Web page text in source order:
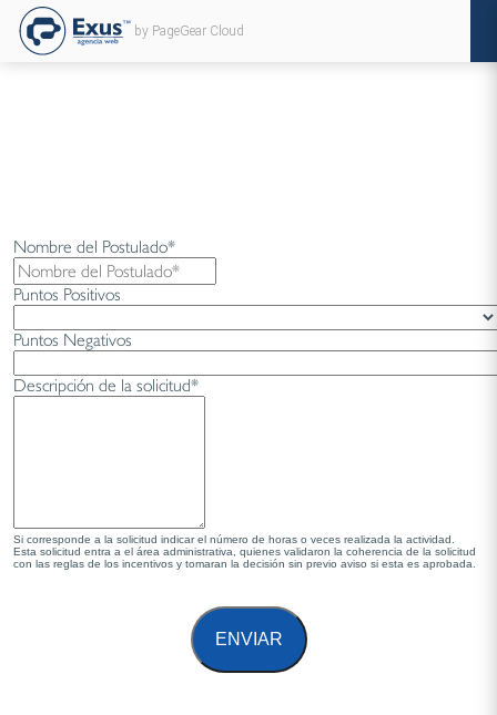
by PageGear Cloud
Nombre del Postulado*
Puntos Positivos
Puntos Negativos
Descripción de la solicitud*
Si corresponde a la solicitud indicar el número de horas o veces realizada la actividad.
Esta solicitud entra a el área administrativa, quienes validaron la coherencia de la solicitud
con las reglas de los incentivos y tomaran la decisión sin previo aviso si esta es aprobada.
ENVIAR